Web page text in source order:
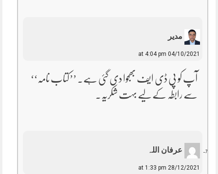
مدیر
04/10/2021 at 4:04 pm
آپ کو پی ڈی ایف بھجوا دی گئی ہے۔ ’’کتاب نامہ‘‘
سے رابطہ کے لیے بہت شکریہ۔
عرفان اللہ
28/12/2021 at 1:33 pm